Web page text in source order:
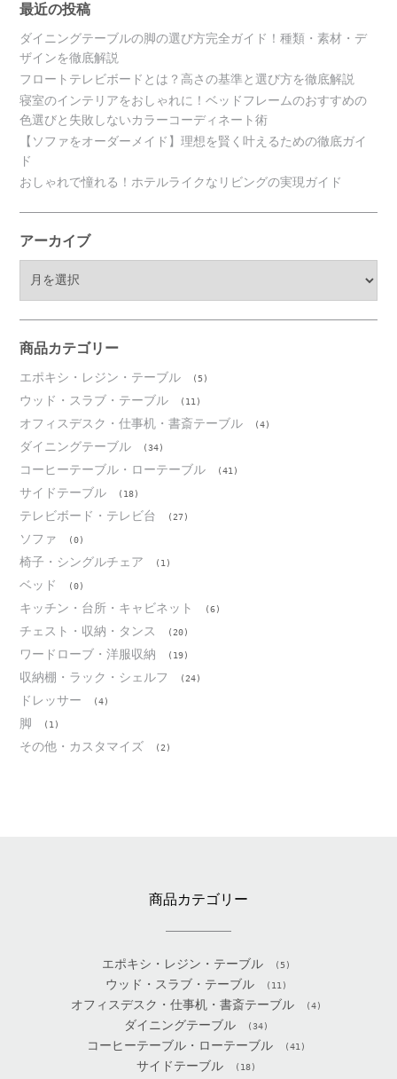
最近の投稿
ダイニングテーブルの脚の選び方完全ガイド！種類・素材・デ
ザインを徹底解説
フロートテレビボードとは？高さの基準と選び方を徹底解説
寝室のインテリアをおしゃれに！ベッドフレームのおすすめの
色選びと失敗しないカラーコーディネート術
【ソファをオーダーメイド】理想を賢く叶えるための徹底ガイ
ド
おしゃれで憧れる！ホテルライクなリビングの実現ガイド
アーカイブ
ブ
商品カテゴリー
エポキシ・レジン・テーブル (5)
ウッド・スラブ・テーブル (11)
オフィスデスク・仕事机・書斎テーブル (4)
ダイニングテーブル (34)
コーヒーテーブル・ローテーブル (41)
サイドテーブル (18)
テレビボード・テレビ台 (27)
ソファ (0)
椅子・シングルチェア (1)
ベッド (0)
キッチン・台所・キャビネット (6)
チェスト・収納・タンス (20)
ワードローブ・洋服収納 (19)
収納棚・ラック・シェルフ (24)
ドレッサー (4)
脚 (1)
その他・カスタマイズ (2)
商品カテゴリー
エポキシ・レジン・テーブル (5)
ウッド・スラブ・テーブル (11)
オフィスデスク・仕事机・書斎テーブル (4)
ダイニングテーブル (34)
コーヒーテーブル・ローテーブル (41)
サイドテーブル (18)